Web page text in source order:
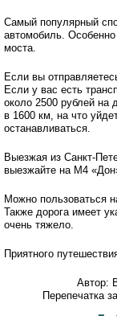
Самый популярный
автомобиль.
моста.
Если вы
Если у вас есть
около 2500 рублей на
в 1600 км, на что
останавливаться.
Выезжая из Санкт-
выезжайте на М4
Можно пользоваться
Также дорога имеет
очень тяжело.
Приятного
Автор:
Перепечатка